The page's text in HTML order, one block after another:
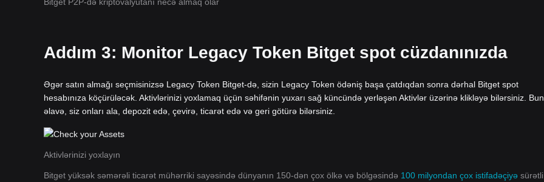
Addım 3: Monitor Legacy Token Bitget spot cüzdanınızda
Əgər satın almağı seçmisinizsə Legacy Token Bitget-də, sizin Legacy Token ödəniş başa çatdıqdan sonra dərhal Bitget spot
hesabınıza köçürüləcək. Aktivlərinizi yoxlamaq üçün səhifənin yuxarı sağ küncündə yerləşən Aktivlər üzərinə klikləyə bilərsiniz.
əlavə, siz onları ala, depozit edə, çevirə, ticarət edə və geri götürə bilərsiniz.
Aktivlərinizi yoxlayın
Bitget yüksək səmərəli ticarət mühərriki sayəsində dünyanın 150-dən çox ölkə və bölgəsində 100 milyondan çox istifadəçiyə